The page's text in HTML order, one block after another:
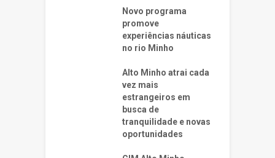
Novo programa
promove
experiências náuticas
no rio Minho
Alto Minho atrai cada
vez mais
estrangeiros em
busca de
tranquilidade e novas
oportunidades